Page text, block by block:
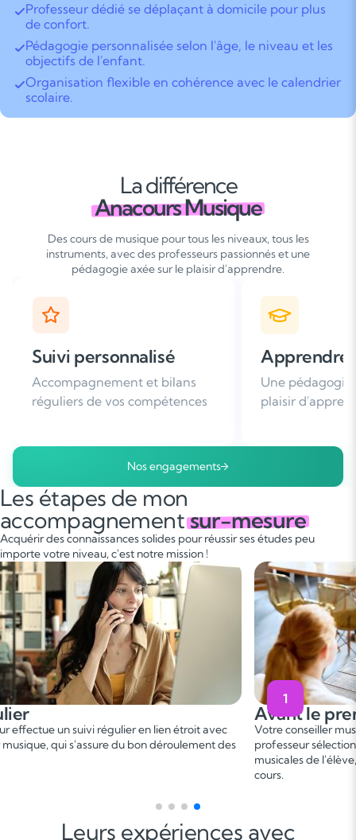
Professeur dédié se déplaçant à domicile pour plus
de confort.
Pédagogie personnalisée selon l'âge, le niveau et les
objectifs de l'enfant.
Organisation flexible en cohérence avec le calendrier
scolaire.
La différence
Anacours Musique
Des cours de musique pour tous les niveaux, tous les
instruments, avec des professeurs passionnés et une
pédagogie axée sur le plaisir d'apprendre.
Apprendre avec plaisir
Une pédagogie basée sur le
plaisir d'apprendre
Plus de 96% de
nous
Nos engagements
Les étapes de mon
accompagnementsur-mesure
Acquérir des connaissances solides pour réussir ses études peu
importe votre niveau, c'est notre mission !
effectue un suivi régulier en lien étroit avec
musique, qui s'assure du bon déroulement des
1
Avant le
Votre
professeur
musicales de
cours.
Leurs expériences avec